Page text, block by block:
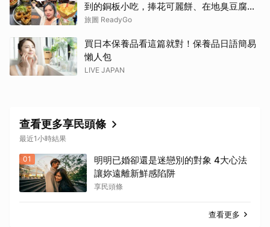
到的銅板小吃，捧花可麗餅、在地臭豆腐、
烤甜甜圈一次收
旅圖 ReadyGo
買日本保養品看這篇就對！保養品日語簡易
懶人包
LIVE JAPAN
查看更多享民頭條
最近1小時結果
01
明明已婚卻還是迷戀別的對象 4大心法
讓妳遠離新鮮感陷阱
享民頭條
查看更多